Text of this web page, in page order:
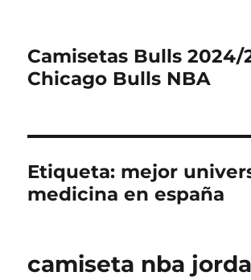
Camisetas Bulls 2024/
Chicago Bulls NBA
Etiqueta: mejor
medicina en españa
camiseta nba